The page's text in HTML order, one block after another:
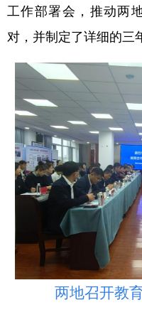
浙江 安徽
山东 河南
广东 广西
四川 贵州
陕西 甘肃
新疆 内蒙古
多语种频道
English Español
Русский язык
工作部署会，推动两
对，并制定了详细的三
两地召开教